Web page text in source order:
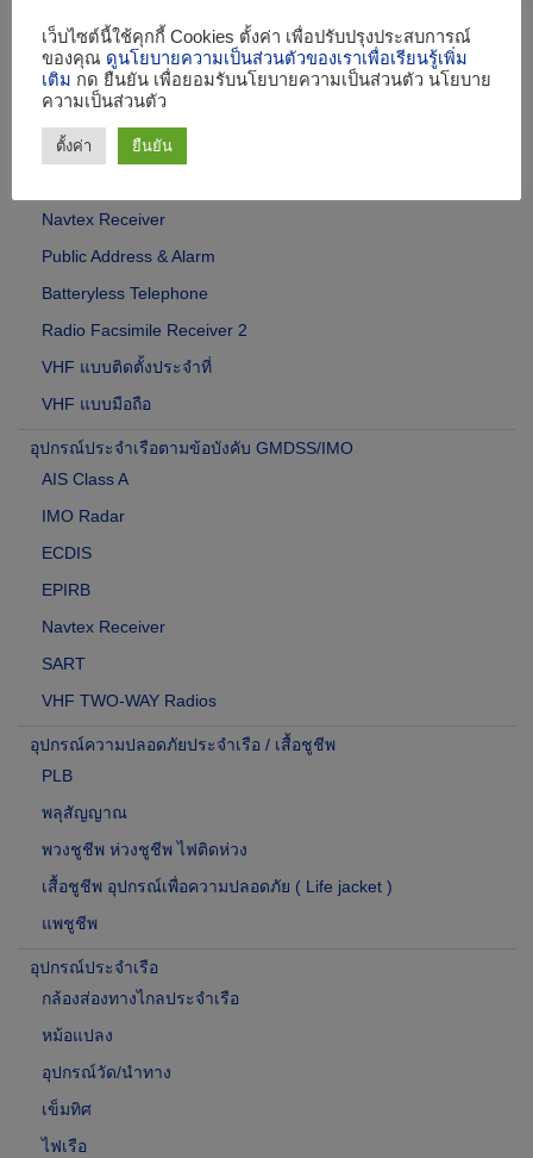
VDR / SVDR
เครื่องสื่อสารประจำเรือ
เอไอเอส (AIS) Class B
CB Radio / มดดำ
Navtex Receiver
Public Address & Alarm
Batteryless Telephone
Radio Facsimile Receiver 2
VHF แบบติดตั้งประจำที่
VHF แบบมือถือ
อุปกรณ์ประจำเรือตามข้อบังคับ GMDSS/IMO
AIS Class A
IMO Radar
ECDIS
EPIRB
Navtex Receiver
SART
VHF TWO-WAY Radios
อุปกรณ์ความปลอดภัยประจำเรือ / เสื้อชูชีพ
PLB
พลุสัญญาณ
พวงชูชีพ ห่วงชูชีพ ไฟติดห่วง
เสื้อชูชีพ อุปกรณ์เพื่อความปลอดภัย ( Life jacket )
แพชูชีพ
อุปกรณ์ประจำเรือ
กล้องส่องทางไกลประจำเรือ
หม้อแปลง
อุปกรณ์วัด/นำทาง
เข็มทิศ
ไฟเรือ
เว็บไซต์นี้ใช้คุกกี้ Cookies ตั้งค่า เพื่อปรับปรุงประสบการณ์
ของคุณ ดูนโยบายความเป็นส่วนตัวของเราเพื่อเรียนรู้เพิ่ม
เติม กด ยืนยัน เพื่อยอมรับนโยบายความเป็นส่วนตัว นโยบาย
ความเป็นส่วนตัว
ตั้งค่า ยืนยัน